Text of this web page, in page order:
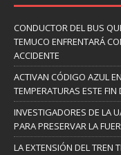
CONDUCTOR DEL BUS
TEMUCO ENFRENTARÁ
ACCIDENTE
ACTIVAN CÓDIGO AZUL
TEMPERATURAS ESTE FIN
INVESTIGADORES DE LA
PARA PRESERVAR LA
LA EXTENSIÓN DEL TREN